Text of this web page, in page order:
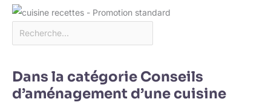
Dans la catégorie Conseils
d’aménagement d’une cuisine